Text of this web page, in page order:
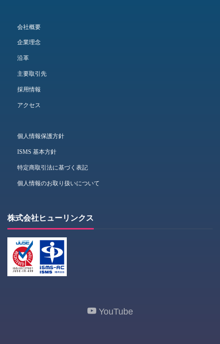
会社概要
企業理念
沿革
主要取引先
採用情報
アクセス
個人情報保護方針
ISMS 基本方針
特定商取引法に基づく表記
個人情報のお取り扱いについて
株式会社ヒューリンクス
YouTube